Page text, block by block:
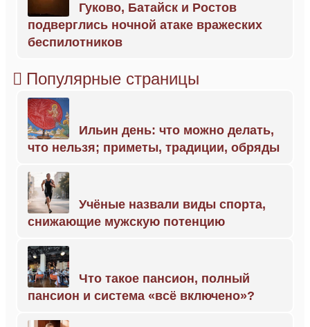
Гуково, Батайск и Ростов
подверглись ночной атаке вражеских
беспилотников
Популярные страницы
Ильин день: что можно делать,
что нельзя; приметы, традиции, обряды
Учёные назвали виды спорта,
снижающие мужскую потенцию
Что такое пансион, полный
пансион и система «всё включено»?